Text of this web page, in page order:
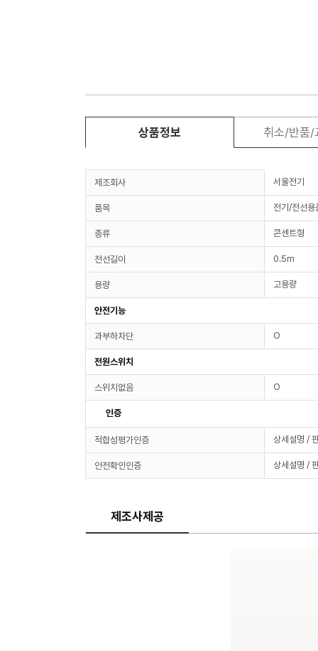
상품정보 취소/반품/
제조회사 서울전기
품목 전기/전선용
종류 콘센트형
전선길이 0.5m
용량 고용량
안전기능
과부하차단 O
전원스위치
스위치없음 O
인증
적합성평가인증 상세설명 /
안전확인인증 상세설명 /
제조사제공